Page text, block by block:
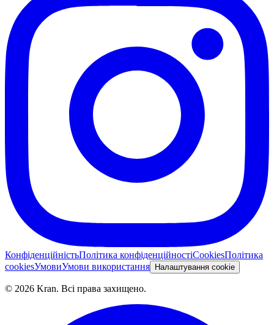
КонфіденційністьПолітика конфіденційностіCookiesПолітика
cookiesУмовиУмови використання Налаштування cookie
© 2026 Kran. Всі права захищено.